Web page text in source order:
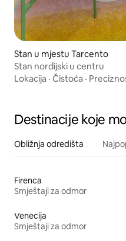
Stan u mjestu Tarcento
Stan nordijski u centru
Lokacija · Čistoća ·
Destinacije koje
Obližnja odredišta
Firenca
Smještaji za odmor
Venecija
Smještaji za odmor